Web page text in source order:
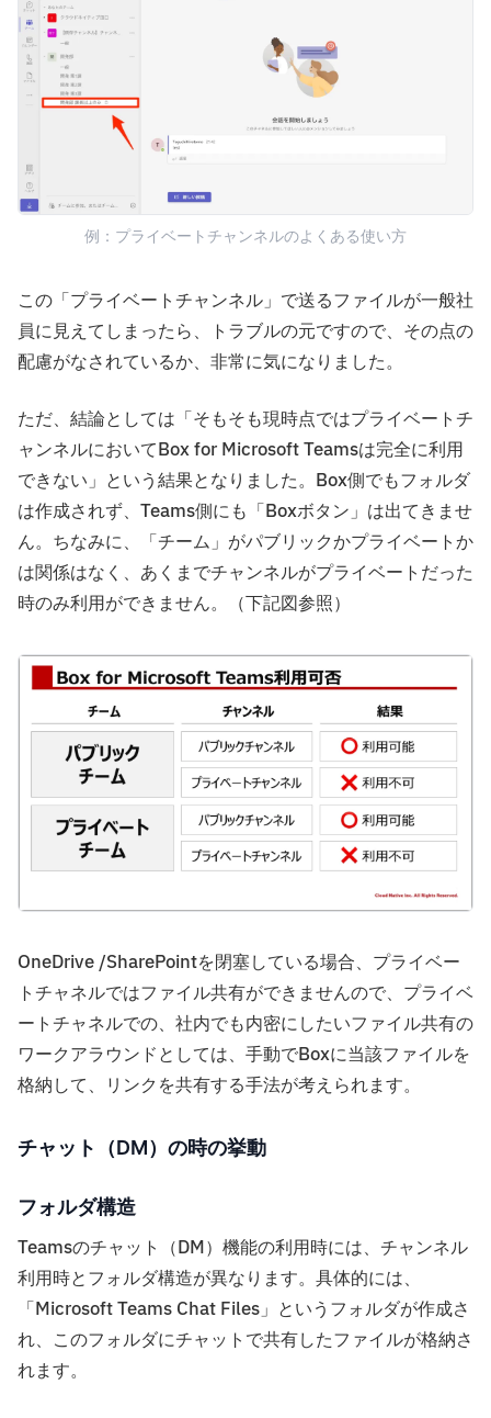
例：プライベートチャンネルのよくある使い方
この「プライベートチャンネル」で送るファイルが一般社
員に見えてしまったら、トラブルの元ですので、その点の
配慮がなされているか、非常に気になりました。
ただ、結論としては「そもそも現時点ではプライベートチ
ャンネルにおいてBox for Microsoft Teamsは完全に利用
できない」という結果となりました。Box側でもフォルダ
は作成されず、Teams側にも「Boxボタン」は出てきませ
ん。ちなみに、「チーム」がパブリックかプライベートか
は関係はなく、あくまでチャンネルがプライベートだった
時のみ利用ができません。（下記図参照）
OneDrive /SharePointを閉塞している場合、プライベー
トチャネルではファイル共有ができませんので、プライベ
ートチャネルでの、社内でも内密にしたいファイル共有の
ワークアラウンドとしては、手動でBoxに当該ファイルを
格納して、リンクを共有する手法が考えられます。
チャット（DM）の時の挙動
フォルダ構造
Teamsのチャット（DM）機能の利用時には、チャンネル
利用時とフォルダ構造が異なります。具体的には、
「Microsoft Teams Chat Files」というフォルダが作成さ
れ、このフォルダにチャットで共有したファイルが格納さ
れます。